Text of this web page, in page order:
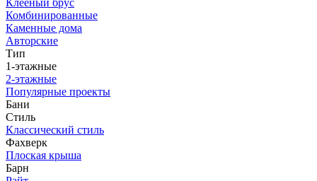
Клееный брус
Комбинированные
Каменные дома
Авторские
Тип
1-этажные
2-этажные
Популярные проекты
Бани
Стиль
Классический стиль
Фахверк
Плоская крыша
Барн